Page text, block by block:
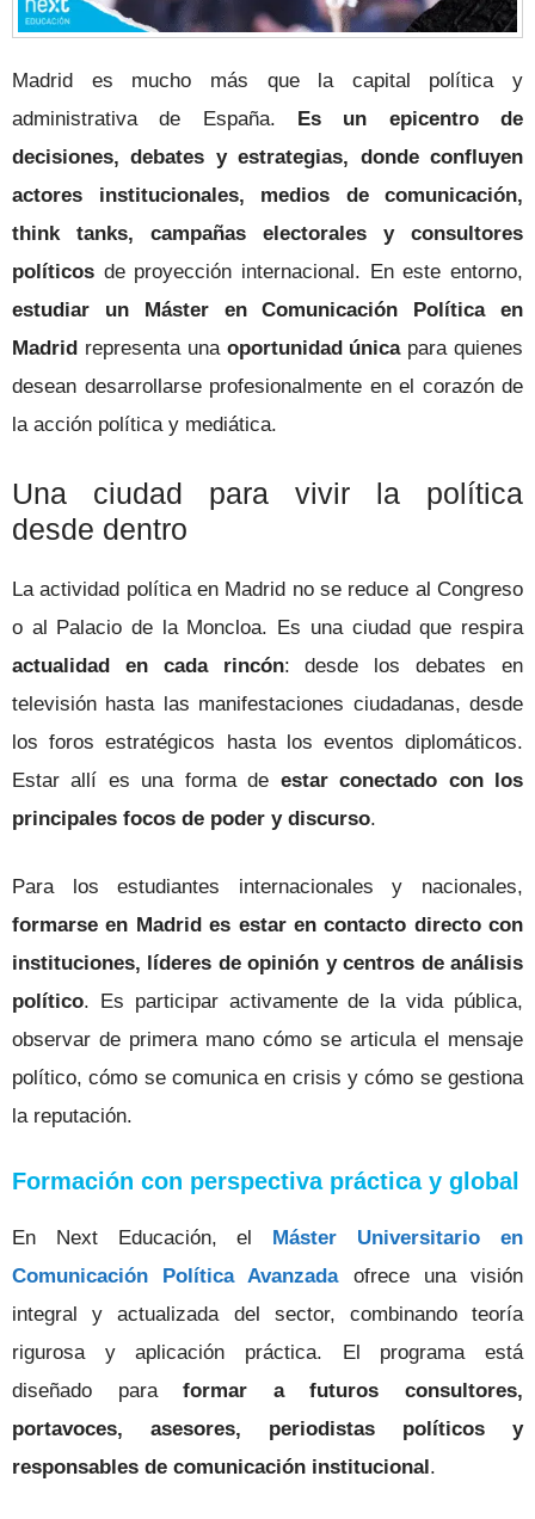
Madrid es mucho más que la capital política y
administrativa de España.
Es un epicentro de
decisiones, debates y estrategias, donde confluyen
actores institucionales, medios de comunicación,
think tanks, campañas electorales y consultores
políticos de proyección internacional. En este entorno,
estudiar un Máster en Comunicación Política en
Madrid representa una oportunidad únicapara quienes
desean desarrollarse profesionalmente en el corazón de
la acción política y mediática.
Una ciudad para vivir la política
desde dentro
La actividad política en Madrid no se reduce al Congreso
o al Palacio de la Moncloa. Es una ciudad que respira
actualidad en cada rincón: desde los debates en
televisión hasta las manifestaciones ciudadanas, desde
los foros estratégicos hasta los eventos diplomáticos.
Estar allí es una forma de estar conectado con los
principales focos de poder y discurso.
Para los estudiantes internacionales y nacionales,
formarse en Madrid es estar en contacto directo con
instituciones, líderes de opinión y centros de análisis
político. Es participar activamente de la vida pública,
observar de primera mano cómo se articula el mensaje
político, cómo se comunica en crisis y cómo se gestiona
la reputación.
Formación con perspectiva práctica y global
En Next Educación, el Máster Universitario en
Comunicación Política Avanzadaofrece una visión
integral y actualizada del sector, combinando teoría
rigurosa y aplicación práctica. El programa está
diseñado paraformar a futuros consultores,
portavoces, asesores, periodistas políticos y
responsables de comunicación institucional.